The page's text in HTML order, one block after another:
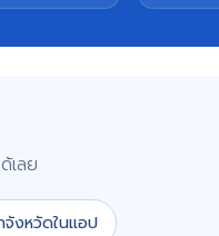
เลย
งหวัดในแอป